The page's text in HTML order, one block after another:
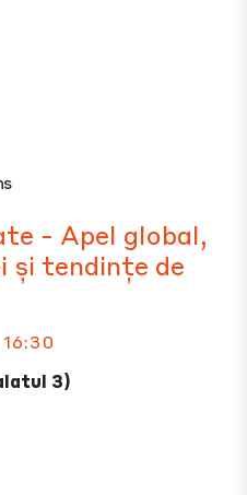
- Apel global,
și tendințe de
3)